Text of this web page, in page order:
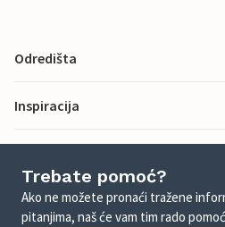
Odredišta
Inspiracija
Trebate pomoć?
Ako ne možete pronaći tražene
pitanjima, naš će vam tim rado